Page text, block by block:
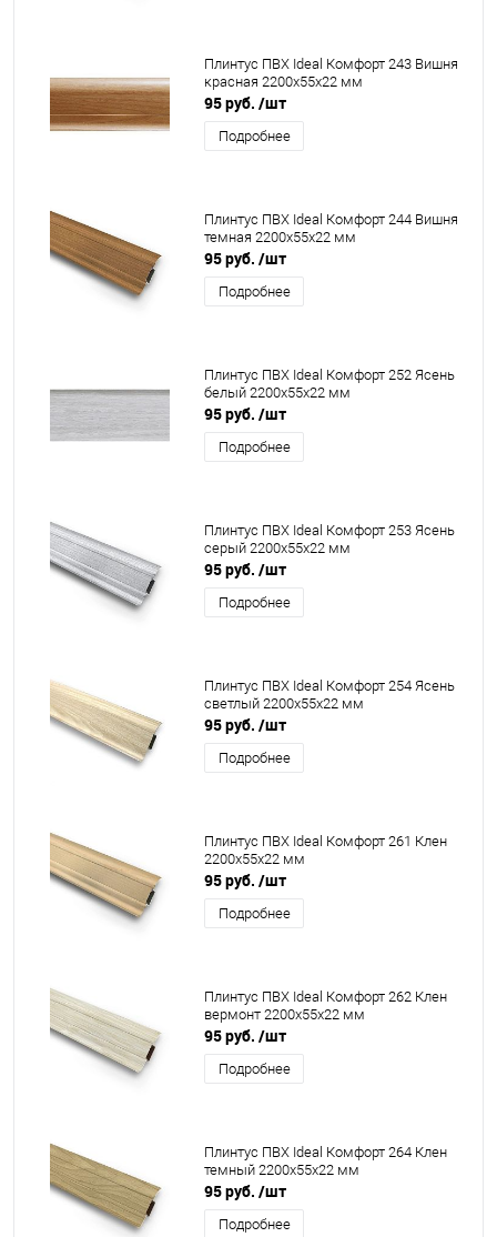
Плинтус ПВХ Ideal Комфорт 243 Вишня
красная 2200x55x22 мм
95 руб. /шт
Подробнее
Плинтус ПВХ Ideal Комфорт 244 Вишня
темная 2200x55x22 мм
95 руб. /шт
Подробнее
Плинтус ПВХ Ideal Комфорт 252 Ясень
белый 2200x55x22 мм
95 руб. /шт
Подробнее
Плинтус ПВХ Ideal Комфорт 253 Ясень
серый 2200x55x22 мм
95 руб. /шт
Подробнее
Плинтус ПВХ Ideal Комфорт 254 Ясень
светлый 2200x55x22 мм
95 руб. /шт
Подробнее
Плинтус ПВХ Ideal Комфорт 261 Клен
2200x55x22 мм
95 руб. /шт
Подробнее
Плинтус ПВХ Ideal Комфорт 262 Клен
вермонт 2200x55x22 мм
95 руб. /шт
Подробнее
Плинтус ПВХ Ideal Комфорт 264 Клен
темный 2200x55x22 мм
95 руб. /шт
Подробнее